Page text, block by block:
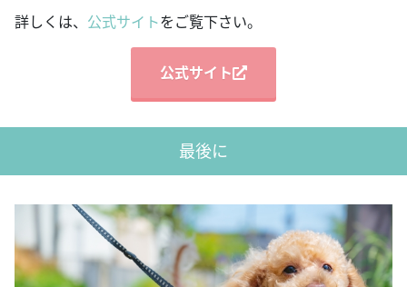
詳しくは、 公式サイトをご覧下さい。
公式サイト
最後に